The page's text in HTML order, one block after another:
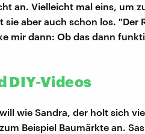
an. Vielleicht mal eins, um
aber auch schon los. "Der
mir dann: Ob das dann
DIY-Videos
wie Sandra, der holt sich
Beispiel Baumärkte an.